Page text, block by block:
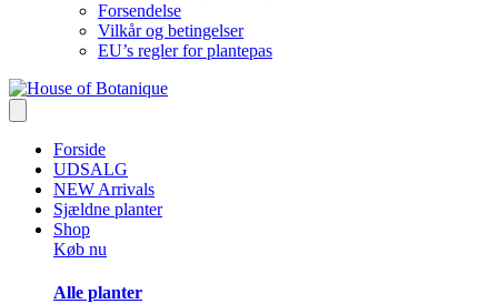
Forsendelse
Vilkår og betingelser
EU’s regler for plantepas
Forside
UDSALG
NEW Arrivals
Sjældne planter
Shop
Køb nu
Alle planter